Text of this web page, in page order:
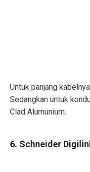
Untuk panjang
Sedangkan untuk
Clad Alumunium.
6. Schneider